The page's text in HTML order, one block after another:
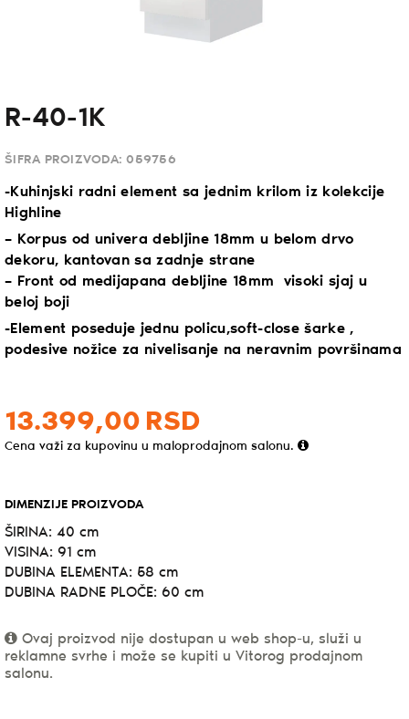
R-40-1K
ŠIFRA PROIZVODA:059756
-Kuhinjski radni element sa jednim krilom iz kolekcije
Highline
– Korpus od univera debljine 18mm u belom drvo
dekoru, kantovan sa zadnje strane
– Front od medijapana debljine 18mm visoki sjaj u
beloj boji
-Element poseduje jednu policu,soft-close šarke ,
podesive nožice za nivelisanje na neravnim površinama
13.399,00 RSD
Cena važi za kupovinu u maloprodajnom salonu.
DIMENZIJE PROIZVODA
ŠIRINA: 40 cm
VISINA: 91 cm
DUBINA ELEMENTA: 58 cm
DUBINA RADNE PLOČE: 60 cm
Ovaj proizvod nije dostupan u web shop-u, služi u
reklamne svrhe i može se kupiti u Vitorog prodajnom
salonu.